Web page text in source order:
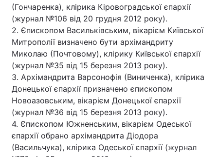
(Гончаренка), клірика Кіровоградської єпархії
(журнал №106 від 20 грудня 2012 року).
2. Єпископом Васильківським, вікарієм Київської
Митрополії визначено бути архімандриту
Миколаю (Почтовому), клірику Київської єпархії
(журнал №35 від 15 березня 2013 року).
3. Архімандрита Варсонофія (Виниченка), клірика
Донецької єпархії призначено єпископом
Новоазовським, вікарієм Донецької єпархії
(журнал №36 від 15 березня 2013 року).
4. Єпископом Южненським, вікарієм Одеської
єпархії обрано архімандрита Діодора
(Васильчука), клірика Одеської єпархії (журнал